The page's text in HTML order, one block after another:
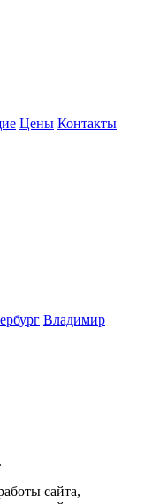
Цены Контакты
Владимир
сайта,